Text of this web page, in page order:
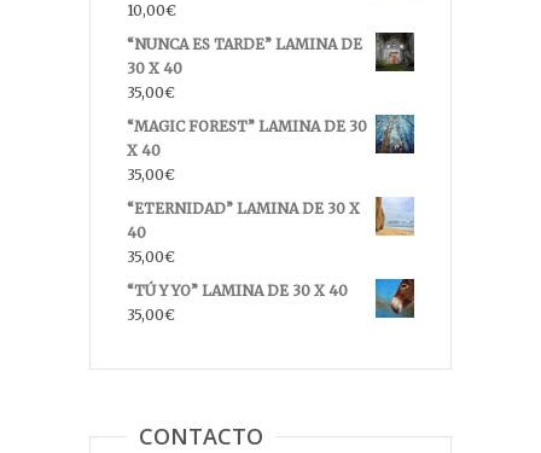
10,00€
“NUNCA ES TARDE” LAMINA DE
30 X 40
35,00€
“MAGIC FOREST” LAMINA DE 30
X 40
35,00€
“ETERNIDAD” LAMINA DE 30 X
40
35,00€
“TÚ Y YO” LAMINA DE 30 X 40
35,00€
CONTACTO